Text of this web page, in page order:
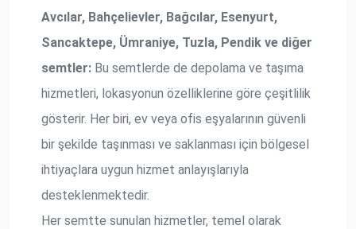
Avcılar, Bahçelievler, Bağcılar, Esenyurt,
Sancaktepe, Ümraniye, Tuzla, Pendik ve diğer
semtler: Bu semtlerde de depolama ve taşıma
hizmetleri, lokasyonun özelliklerine göre çeşitlilik
gösterir. Her biri, ev veya ofis eşyalarının güvenli
bir şekilde taşınması ve saklanması için bölgesel
ihtiyaçlara uygun hizmet anlayışlarıyla
desteklenmektedir.
Her semtte sunulan hizmetler, temel olarak